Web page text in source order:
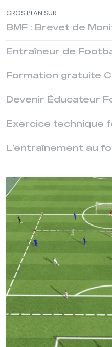
GROS PLAN SUR...
BMF : Brevet de
Entraîneur de
Formation gratuite
Devenir Éducateur
L’entraînement au